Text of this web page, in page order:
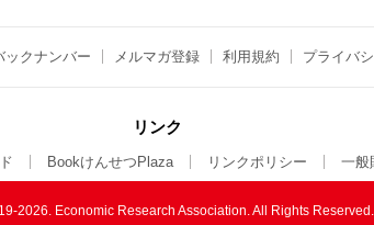
ックナンバー メルマガ登録 利用規約 プライバ
リンク
BookけんせつPlaza リンクポリシー 一
2026. Economic Research Association. All Rights Reserved.